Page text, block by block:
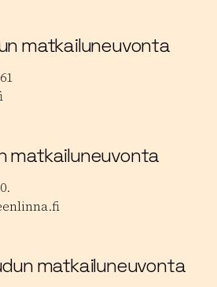
matkailuneuvonta
matkailuneuvonta
matkailuneuvonta